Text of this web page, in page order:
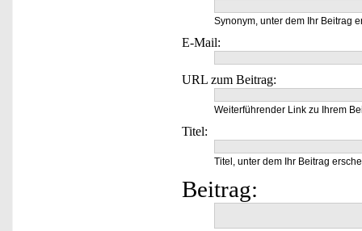
Synonym, unter dem Ihr Beitrag
E-Mail:
URL zum Beitrag:
Weiterführender Link zu Ihrem
Titel:
Titel, unter dem Ihr Beitrag
Beitrag: